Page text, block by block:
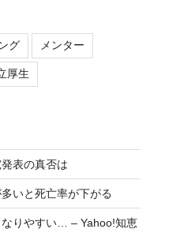
グ メンター
厚生
表の真否は
いと死亡率が下がる
りやすい… – Yahoo!知恵